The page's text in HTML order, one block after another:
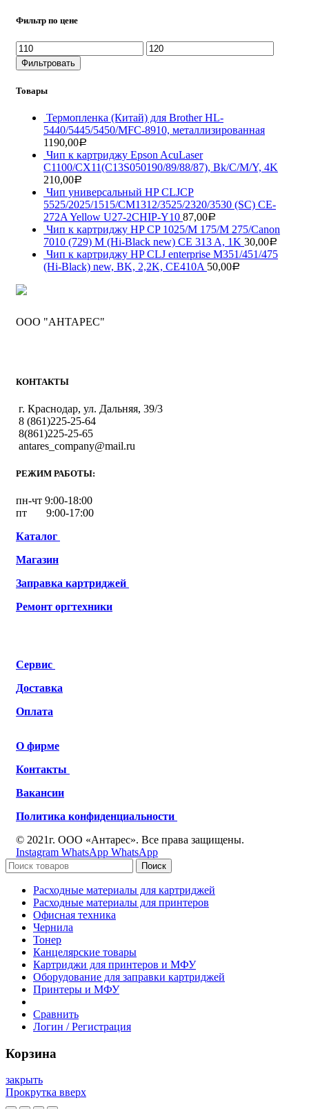
Фильтр по цене
Минимальная
цена
Максимальная
цена
Фильтровать
Товары
Термопленка (Китай) для Brother HL-
5440/5445/5450/MFC-8910, металлизированная
1190,00Р
Чип к картриджу Epson AcuLaser
C1100/CX11(C13S050190/89/88/87), Bk/C/M/Y, 4K
210,00Р
Чип универсальный HP CLJCP
5525/2025/1515/CM1312/3525/2320/3530 (SC) CE-
272A Yellow U27-2CHIP-Y10 87,00Р
Чип к картриджу HP CP 1025/M 175/M 275/Canon
7010 (729) M (Hi-Black new) CE 313 A, 1K 30,00Р
Чип к картриджу HP CLJ enterprise M351/451/475
(Hi-Black) new, BK, 2,2K, CE410A 50,00Р
ООО "АНТАРЕС"
КОНТАКТЫ
г. Краснодар, ул. Дальняя, 39/3
8 (861)225-25-64
8(861)225-25-65
antares_company@mail.ru
РЕЖИМ РАБОТЫ:
пн-чт 9:00-18:00
пт 9:00-17:00
Каталог
Магазин
Заправка картриджей
Ремонт оргтехники
Сервис
Доставка
Оплата
О фирме
Контакты
Вакансии
Политика конфиденциальности
© 2021г. ООО «Антарес». Все права защищены.
Instagram WhatsApp WhatsApp
Поиск
Расходные материалы для картриджей
Расходные материалы для принтеров
Офисная техника
Чернила
Тонер
Канцелярские товары
Картриджи для принтеров и МФУ
Оборудование для заправки картриджей
Принтеры и МФУ
Сравнить
Логин / Регистрация
Корзина
закрыть
Прокрутка вверх